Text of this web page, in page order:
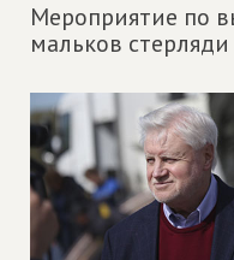
Мероприятие по
мальков